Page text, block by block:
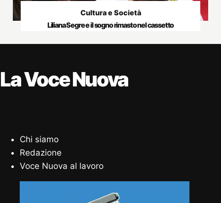
Cultura e Società
Liliana Segre e il sogno rimasto nel cassetto
La Voce Nuova
Chi siamo
Redazione
Voce Nuova al lavoro